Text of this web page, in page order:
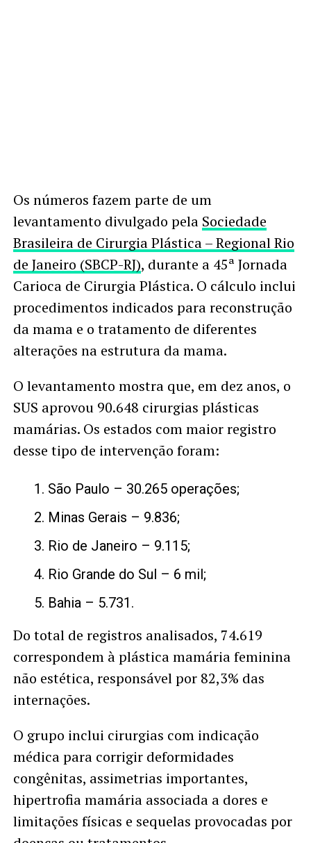
Os números fazem parte de um
levantamento divulgado pela Sociedade
Brasileira de Cirurgia Plástica – Regional Rio
de Janeiro (SBCP-RJ), durante a 45ª Jornada
Carioca de Cirurgia Plástica. O cálculo inclui
procedimentos indicados para reconstrução
da mama e o tratamento de diferentes
alterações na estrutura da mama.
O levantamento mostra que, em dez anos, o
SUS aprovou 90.648 cirurgias plásticas
mamárias. Os estados com maior registro
desse tipo de intervenção foram:
São Paulo – 30.265 operações;
Minas Gerais – 9.836;
Rio de Janeiro – 9.115;
Rio Grande do Sul – 6 mil;
Bahia – 5.731.
Do total de registros analisados, 74.619
correspondem à plástica mamária feminina
não estética, responsável por 82,3% das
internações.
O grupo inclui cirurgias com indicação
médica para corrigir deformidades
congênitas, assimetrias importantes,
hipertrofia mamária associada a dores e
limitações físicas e sequelas provocadas por